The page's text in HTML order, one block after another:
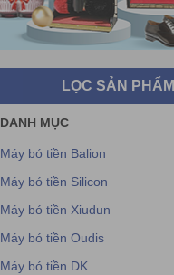
LỌC SẢN PHẨM
DANH MỤC
Máy bó tiền Balion
Máy bó tiền Silicon
Máy bó tiền Xiudun
Máy bó tiền Oudis
Máy bó tiền DK